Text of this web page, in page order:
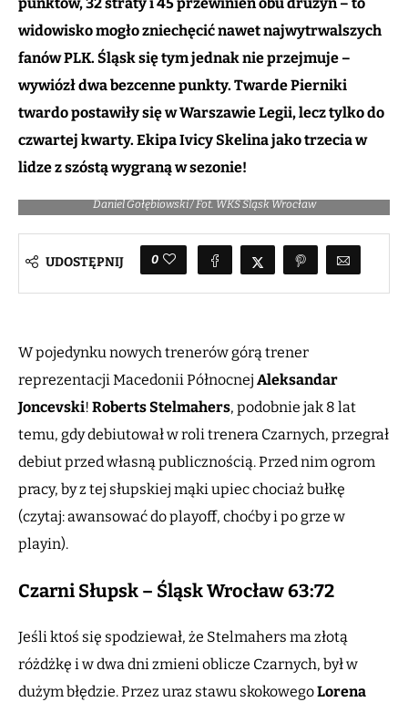
punktów, 32 straty i 45 przewinień obu drużyn – to
widowisko mogło zniechęcić nawet najwytrwalszych
fanów PLK. Śląsk się tym jednak nie przejmuje –
wywiózł dwa bezcenne punkty. Twarde Pierniki
twardo postawiły się w Warszawie Legii, lecz tylko do
czwartej kwarty. Ekipa Ivicy Skelina jako trzecia w
lidze z szóstą wygraną w sezonie!
Daniel Gołębiowski / Fot. WKS Śląsk Wrocław
UDOSTĘPNIJ 0
W pojedynku nowych trenerów górą trener
reprezentacji Macedonii Północnej Aleksandar
Joncevski! Roberts Stelmahers, podobnie jak 8 lat
temu, gdy debiutował w roli trenera Czarnych, przegrał
debiut przed własną publicznością. Przed nim ogrom
pracy, by z tej słupskiej mąki upiec chociaż bułkę
(czytaj: awansować do playoff, choćby i po grze w
playin).
Czarni Słupsk – Śląsk Wrocław 63:72
Jeśli ktoś się spodziewał, że Stelmahers ma złotą
różdżkę i w dwa dni zmieni oblicze Czarnych, był w
dużym błędzie. Przez uraz stawu skokowegoLorena